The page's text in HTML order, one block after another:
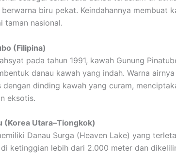
biru pekat. Keindahannya membuat
taman nasional.
(Filipina)
pada tahun 1991, kawah Gunung
danau kawah yang indah. Warna
dengan dinding kawah yang curam,
eksotis.
(Korea Utara–Tiongkok)
Danau Surga (Heaven Lake) yang
ketinggian lebih dari 2.000 meter dan